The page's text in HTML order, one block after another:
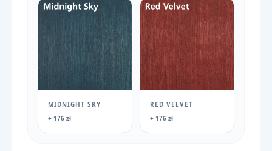
MIDNIGHT SKY
+ 176 zł
RED VELVET
+ 176 zł